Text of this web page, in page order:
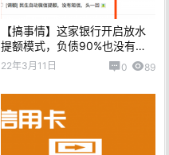
【搞事情】这家银行开启放水
提额模式，负债90%也没有问
题！
22年3月11日 0 89